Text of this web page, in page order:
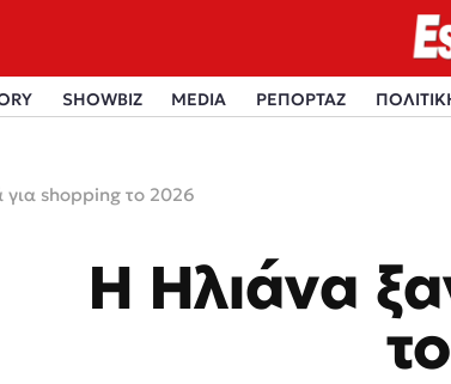
SHOWBIZ MEDIA ΡΕΠΟΡΤΑΖ
για shopping το 2026
Η Ηλιάνα